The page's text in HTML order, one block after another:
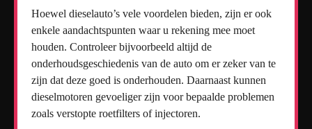
Hoewel dieselauto’s vele voordelen bieden, zijn er ook
enkele aandachtspunten waar u rekening mee moet
houden. Controleer bijvoorbeeld altijd de
onderhoudsgeschiedenis van de auto om er zeker van te
zijn dat deze goed is onderhouden. Daarnaast kunnen
dieselmotoren gevoeliger zijn voor bepaalde problemen
zoals verstopte roetfilters of injectoren.